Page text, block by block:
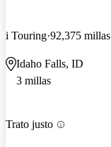
i Touring 92,375 millas
Idaho Falls, ID
3 millas
Trato justo